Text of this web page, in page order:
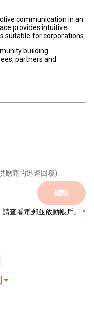
communication in an
provides intuitive
suitable for corporations.
building.
partners and
應商的迅速回覆)
確認
查看電郵並啟動帳戶。